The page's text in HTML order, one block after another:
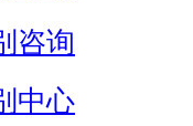
咨询
中心